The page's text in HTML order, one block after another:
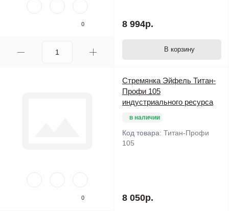
0 8 994р.
В корзину
0
Стремянка Эйфель Титан-
Профи 105
индустриального ресурса
в наличии
Код товара: Титан-Профи
105
8 050р.